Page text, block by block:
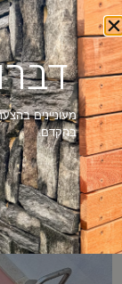
לתוכן
מעוניינים
בהקדם.